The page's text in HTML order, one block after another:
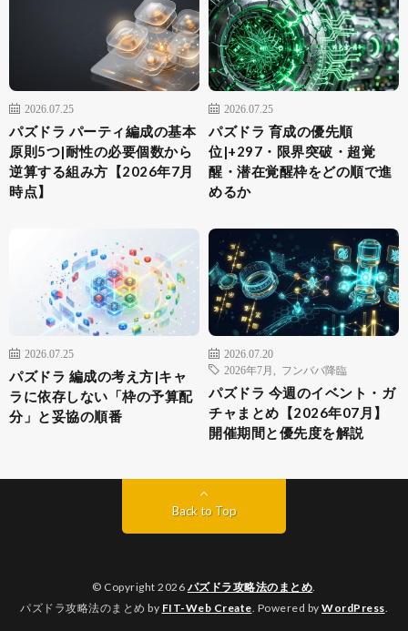
2026.07.25
パズドラ パーティ編成の基本
原則5つ|耐性の必要個数から
逆算する組み方【2026年7月
時点】
2026.07.25
パズドラ 育成の優先順
位|+297・限界突破・超覚
醒・潜在覚醒枠をどの順で進
めるか
2026.07.25
パズドラ 編成の考え方|キャ
ラに依存しない「枠の予算配
分」と妥協の順番
2026.07.20
2026年7月
フンババ降臨
パズドラ 今週のイベント・ガ
チャまとめ【2026年07月】
開催期間と優先度を解説
Back to Top
© Copyright 2026 パズドラ攻略法のまとめ
パズドラ攻略法のまとめ by FIT-Web Create . Powered by WordPress